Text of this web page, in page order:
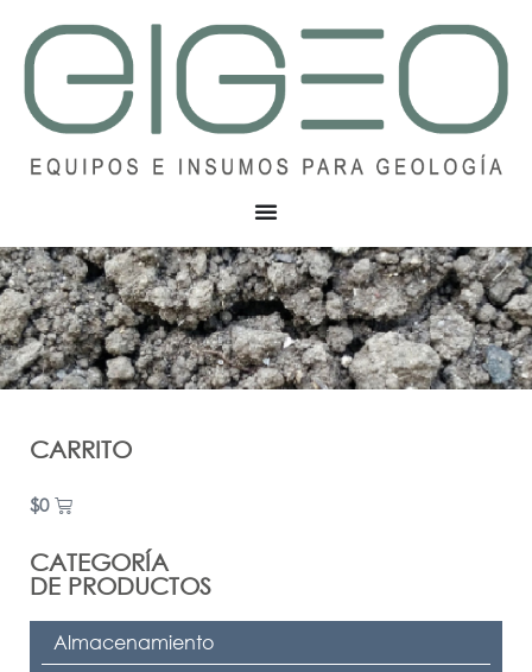
CARRITO
$0
CATEGORÍA
DE PRODUCTOS
Almacenamiento